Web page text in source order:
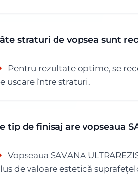
straturi de vopsea sunt
Pentru rezultate optime, se
uscare între straturi.
tip de finisaj are vopseaua
Vopseaua SAVANA
de valoare estetică